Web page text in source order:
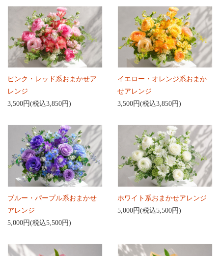
ピンク・レッド系おまかせア
レンジ
3,500円(税込3,850円)
イエロー・オレンジ系おまか
せアレンジ
3,500円(税込3,850円)
ブルー・パープル系おまかせ
アレンジ
5,000円(税込5,500円)
ホワイト系おまかせアレンジ
5,000円(税込5,500円)